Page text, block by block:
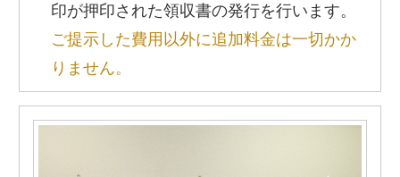
印が押印された領収書の発行を行います。
ご提示した費用以外に追加料金は一切かか
りません。